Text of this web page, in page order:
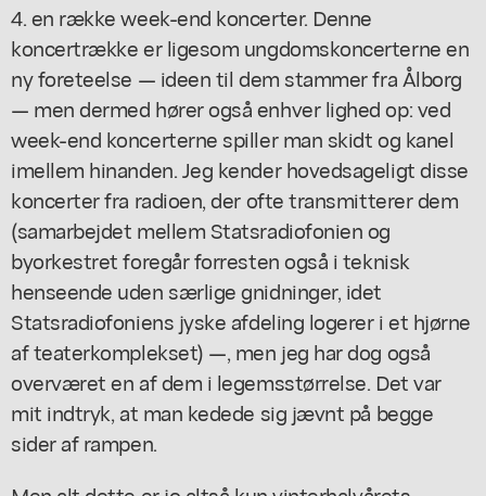
4. en række week-end koncerter. Denne
koncertrække er ligesom ungdomskoncerterne en
ny foreteelse — ideen til dem stammer fra Ålborg
— men dermed hører også enhver lighed op: ved
week-end koncerterne spiller man skidt og kanel
imellem hinanden. Jeg kender hovedsageligt disse
koncerter fra radioen, der ofte transmitterer dem
(samarbejdet mellem Statsradiofonien og
byorkestret foregår forresten også i teknisk
henseende uden særlige gnidninger, idet
Statsradiofoniens jyske afdeling logerer i et hjørne
af teaterkomplekset) —, men jeg har dog også
overværet en af dem i legemsstørrelse. Det var
mit indtryk, at man kedede sig jævnt på begge
sider af rampen.